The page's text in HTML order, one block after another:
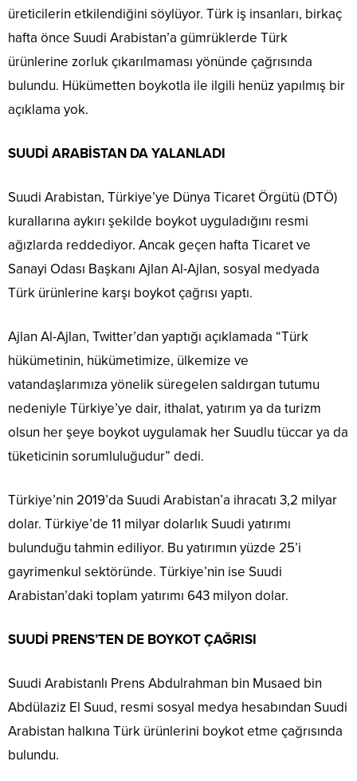
üreticilerin etkilendiğini söylüyor. Türk iş insanları, birkaç
hafta önce Suudi Arabistan’a gümrüklerde Türk
ürünlerine zorluk çıkarılmaması yönünde çağrısında
bulundu. Hükümetten boykotla ile ilgili henüz yapılmış bir
açıklama yok.
SUUDİ ARABİSTAN DA YALANLADI
Suudi Arabistan, Türkiye’ye Dünya Ticaret Örgütü (DTÖ)
kurallarına aykırı şekilde boykot uyguladığını resmi
ağızlarda reddediyor. Ancak geçen hafta Ticaret ve
Sanayi Odası Başkanı Ajlan Al-Ajlan, sosyal medyada
Türk ürünlerine karşı boykot çağrısı yaptı.
Ajlan Al-Ajlan, Twitter’dan yaptığı açıklamada “Türk
hükümetinin, hükümetimize, ülkemize ve
vatandaşlarımıza yönelik süregelen saldırgan tutumu
nedeniyle Türkiye’ye dair, ithalat, yatırım ya da turizm
olsun her şeye boykot uygulamak her Suudlu tüccar ya da
tüketicinin sorumluluğudur” dedi.
Türkiye’nin 2019’da Suudi Arabistan’a ihracatı 3,2 milyar
dolar. Türkiye’de 11 milyar dolarlık Suudi yatırımı
bulunduğu tahmin ediliyor. Bu yatırımın yüzde 25’i
gayrimenkul sektöründe. Türkiye’nin ise Suudi
Arabistan’daki toplam yatırımı 643 milyon dolar.
SUUDİ PRENS’TEN DE BOYKOT ÇAĞRISI
Suudi Arabistanlı Prens Abdulrahman bin Musaed bin
Abdülaziz El Suud, resmi sosyal medya hesabından Suudi
Arabistan halkına Türk ürünlerini boykot etme çağrısında
bulundu.